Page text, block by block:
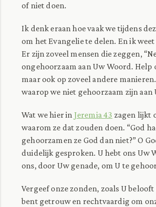
of niet doen.
Ik denk eraan hoe vaak we tijdens
om het Evangelie te delen. En ik
Er zijn zoveel mensen die zeggen,
ongehoorzaam aan Uw Woord.
maar ook op zoveel andere
waarop we niet gehoorzaam zijn aan
Wat we hier in Jeremia 43 zagen lijkt
waarom ze dat zouden doen. “God
gehoorzamen ze God dan niet?” O
duidelijk gesproken. U hebt ons Uw
ons, door Uw genade, om U te
Vergeef onze zonden, zoals U
bent getrouw en rechtvaardig om